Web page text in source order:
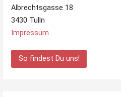
Albrechtsgasse 18
3430 Tulln
Impressum
So findest Du uns!